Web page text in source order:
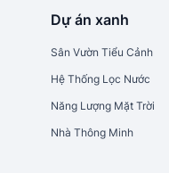
Dự án xanh
Sân Vườn Tiểu Cảnh
Hệ Thống Lọc Nước
Năng Lượng Mặt Trời
Nhà Thông Minh